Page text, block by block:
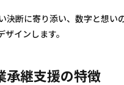
決断に寄り添い、数字と想い
ザインします。
承継支援の特徴